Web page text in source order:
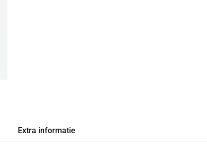
Extra informatie